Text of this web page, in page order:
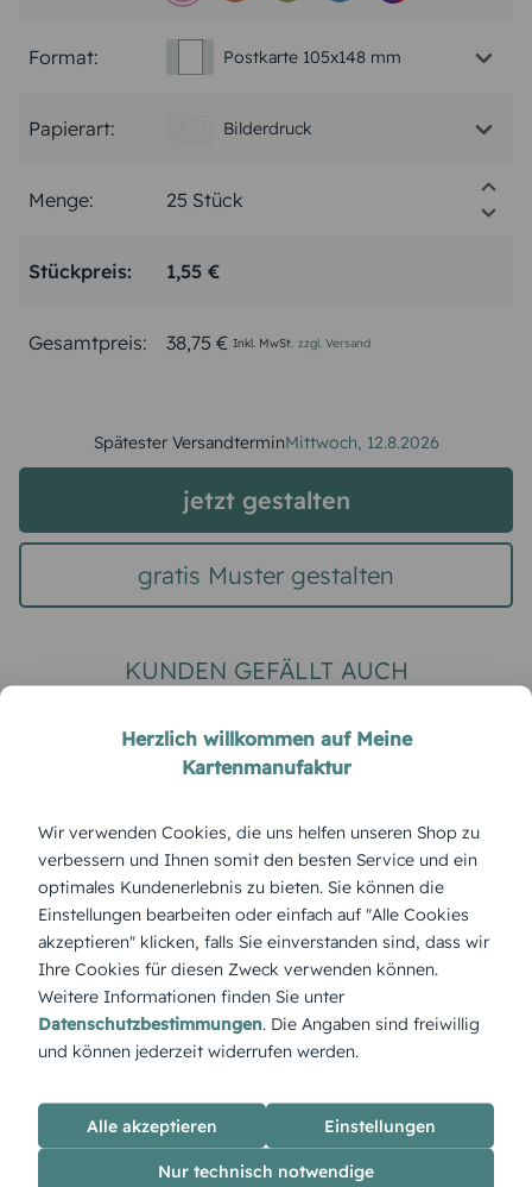
Format: Postkarte 105x148 mm
Papierart: Bilderdruck
Menge:
Stückpreis: 1,55 €
Gesamtpreis: 38,75 € Inkl. MwSt. zzgl. Versand
Spätester VersandterminMittwoch, 12.8.2026
jetzt gestalten
gratis Muster gestalten
KUNDEN GEFÄLLT AUCH
DANKESKARTE HOCHZEIT
Blankokarte
TAUFEINLADUNG
Tauffest
ÜBERBLICK:
Produktbeschreibung
Die „Blumenkaskade“ bringt frische Blüten in fließender
Herzlich willkommen auf Meine
Kartenmanufaktur
Wir verwenden Cookies, die uns helfen unseren Shop zu
verbessern und Ihnen somit den besten Service und ein
optimales Kundenerlebnis zu bieten. Sie können die
Einstellungen bearbeiten oder einfach auf "Alle Cookies
akzeptieren" klicken, falls Sie einverstanden sind, dass wir
Ihre Cookies für diesen Zweck verwenden können.
Weitere Informationen finden Sie unter
Datenschutzbestimmungen. Die Angaben sind freiwillig
und können jederzeit widerrufen werden.
Alle akzeptieren Einstellungen
Nur technisch notwendige